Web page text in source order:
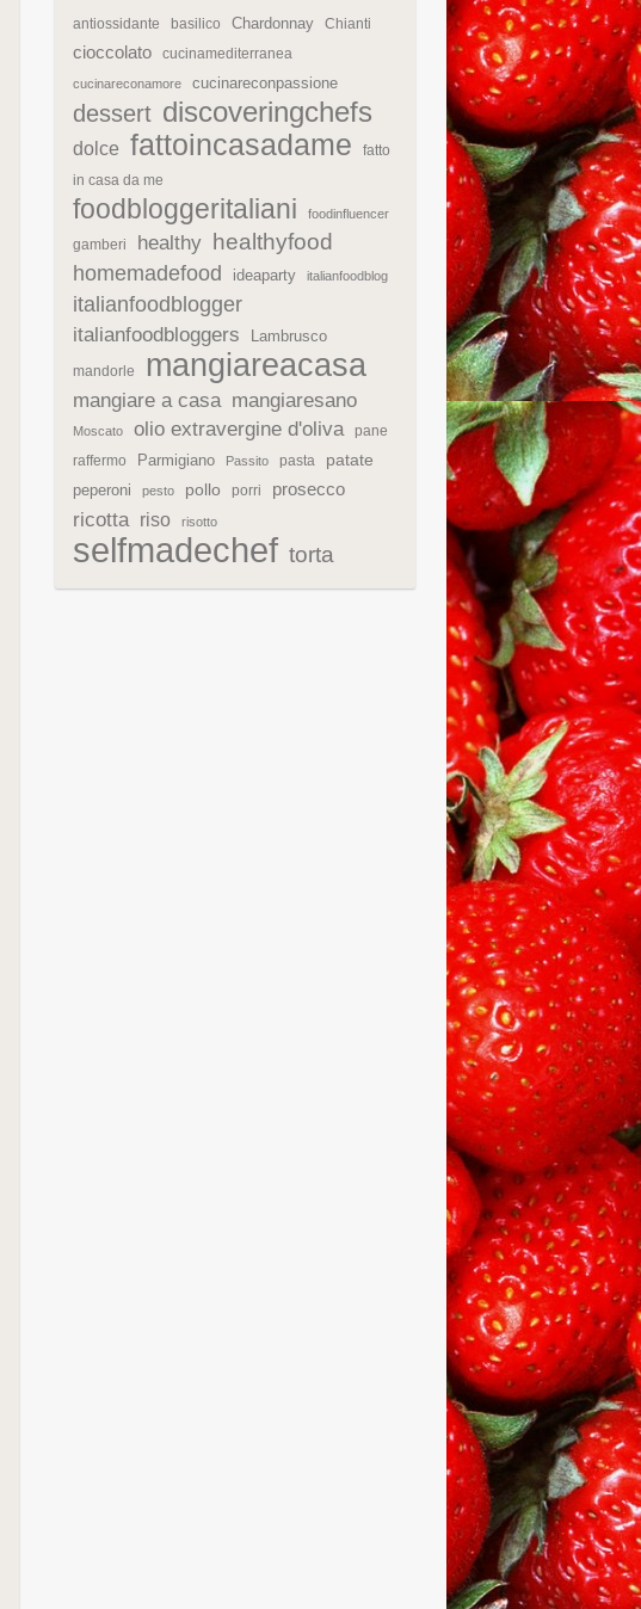
antiossidante basilico Chardonnay Chianti
cioccolato cucinamediterranea
cucinareconamore cucinareconpassione
dessert discoveringchefs
dolce fattoincasadame
fatto
in casa da me
foodbloggeritaliani foodinfluencer
gamberi healthy
healthyfood
homemadefood
ideaparty italianfoodblog
italianfoodblogger
italianfoodbloggers
Lambrusco
mandorle mangiareacasa
mangiare a casa mangiaresano
Moscato olio extravergine d'oliva
pane
raffermo
Parmigiano Passito pasta patate
peperoni pesto pollo porri prosecco
ricotta riso risotto
selfmadechef torta